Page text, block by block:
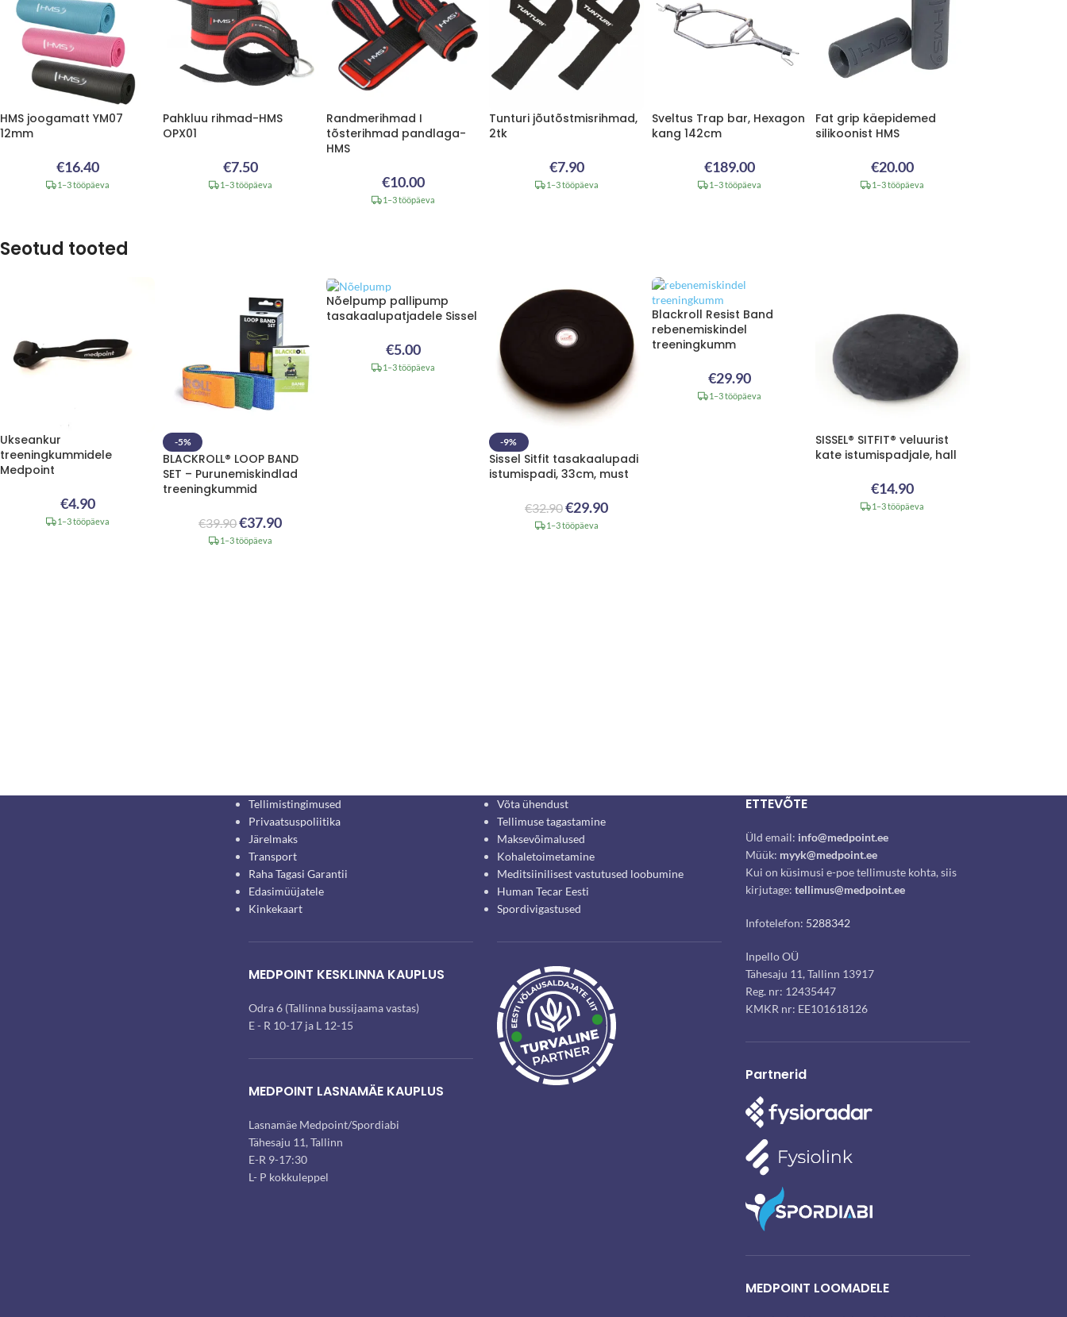
HMS joogamatt YM07
12mm
€16.40
1–3 tööpäeva
Pahkluu rihmad-HMS
OPX01
€7.50
1–3 tööpäeva
Randmerihmad I
tõsterihmad pandlaga-
HMS
€10.00
1–3 tööpäeva
Tunturi jõutõstmisrihmad,
2tk
€7.90
1–3 tööpäeva
Sveltus Trap bar, Hexagon
kang 142cm
€189.00
1–3 tööpäeva
Fat grip käepidemed
silikoonist HMS
€20.00
1–3 tööpäeva
Seotud tooted
Ukseankur
treeningkummidele
Medpoint
€4.90
1–3 tööpäeva
-5%
BLACKROLL® LOOP BAND
SET – Purunemiskindlad
treeningkummid
€39.90€37.90
1–3 tööpäeva
Nõelpump pallipump
tasakaalupatjadele Sissel
€5.00
1–3 tööpäeva
-9%
Sissel Sitfit tasakaalupadi
istumispadi, 33cm, must
€32.90€29.90
1–3 tööpäeva
Blackroll Resist Band
rebenemiskindel
treeningkumm
€29.90
1–3 tööpäeva
SISSEL® SITFIT® veluurist
kate istumispadjale, hall
€14.90
1–3 tööpäeva
Tellimistingimused
Privaatsuspoliitika
Järelmaks
Transport
Raha Tagasi Garantii
Edasimüüjatele
Kinkekaart
MEDPOINT KESKLINNA KAUPLUS
Odra 6 (Tallinna bussijaama vastas)
E - R 10-17 ja L 12-15
MEDPOINT LASNAMÄE KAUPLUS
Lasnamäe Medpoint/Spordiabi
Tähesaju 11, Tallinn
E-R 9-17:30
L- P kokkuleppel
Võta ühendust
Tellimuse tagastamine
Maksevõimalused
Kohaletoimetamine
Meditsiinilisest vastutused loobumine
Human Tecar Eesti
Spordivigastused
ETTEVÕTE
Üld email: info@medpoint.ee
Müük: myyk@medpoint.ee
Kui on küsimusi e-poe tellimuste kohta, siis
kirjutage: tellimus@medpoint.ee
Infotelefon: 5288342
Inpello OÜ
Tähesaju 11, Tallinn 13917
Reg. nr: 12435447
KMKR nr: EE101618126
Partnerid
MEDPOINT LOOMADELE